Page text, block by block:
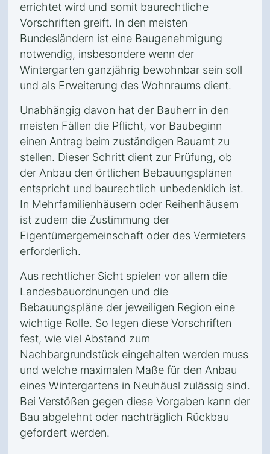
errichtet wird und somit baurechtliche
Vorschriften greift. In den meisten
Bundesländern ist eine Baugenehmigung
notwendig, insbesondere wenn der
Wintergarten ganzjährig bewohnbar sein soll
und als Erweiterung des Wohnraums dient.
Unabhängig davon hat der Bauherr in den
meisten Fällen die Pflicht, vor Baubeginn
einen Antrag beim zuständigen Bauamt zu
stellen. Dieser Schritt dient zur Prüfung, ob
der Anbau den örtlichen Bebauungsplänen
entspricht und baurechtlich unbedenklich ist.
In Mehrfamilienhäusern oder Reihenhäusern
ist zudem die Zustimmung der
Eigentümergemeinschaft oder des Vermieters
erforderlich.
Aus rechtlicher Sicht spielen vor allem die
Landesbauordnungen und die
Bebauungspläne der jeweiligen Region eine
wichtige Rolle. So legen diese Vorschriften
fest, wie viel Abstand zum
Nachbargrundstück eingehalten werden muss
und welche maximalen Maße für den Anbau
eines Wintergartens in Neuhäusl zulässig sind.
Bei Verstößen gegen diese Vorgaben kann der
Bau abgelehnt oder nachträglich Rückbau
gefordert werden.